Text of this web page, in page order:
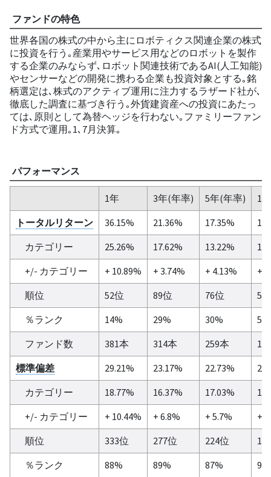
ファンドの特色
世界各国の株式の中から主にロボティクス関連企業の株式
に投資を行う｡産業用やサービス用などのロボットを製作
する企業のみならず､ロボット関連技術であるAI(人工知能)
やセンサーなどの開発に携わる企業も投資対象とする｡銘
柄選定は､株式のアクティブ運用に注力するラザード社が､
徹底した調査に基づき行う｡外貨建資産への投資にあたっ
ては､原則として為替ヘッジを行わない｡ファミリーファン
ド方式で運用｡1､7月決算｡
パフォーマンス
1年 3年(年率) 5年(年率)
10
トータルリターン
36.15% 21.36% 17.35%
カテゴリー
25.26% 17.62% 13.22%
+/- カテゴリー
+ 10.89% + 3.74% + 4.13%
+
順位
52位 89位 76位
5位
％ランク
14% 29% 30%
5%
ファンド数
381本 314本 259本
標準偏差
29.21% 23.17% 22.73%
カテゴリー
18.77% 16.37% 17.03%
+/- カテゴリー
+ 10.44% + 6.8% + 5.7%
+
順位
333位 277位 224位
％ランク
88% 89% 87%